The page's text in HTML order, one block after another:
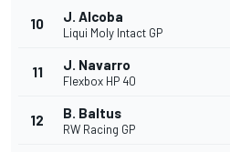
10 J. Alcoba
Liqui Moly Intact GP
11 J. Navarro
Flexbox HP 40
12 B. Baltus
RW Racing GP